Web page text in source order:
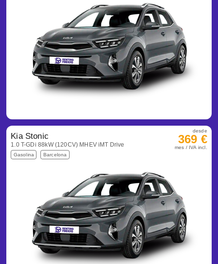
Kia Stonic
1.0 T-GDi 88kW (120CV) MHEV iMT Drive
Gasolina Barcelona
desde
369 €
mes / IVA incl.